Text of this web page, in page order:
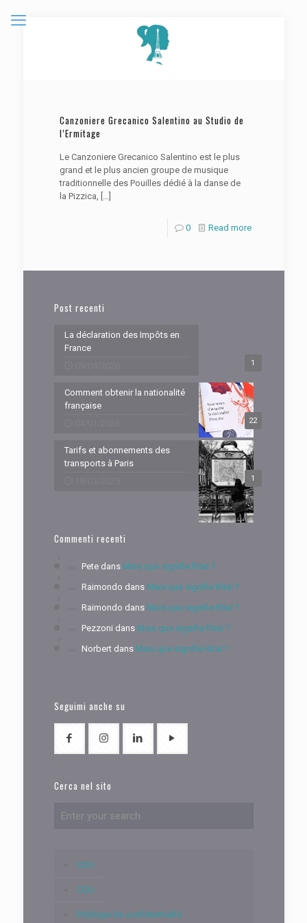
Canzoniere Grecanico Salentino au Studio de
l’Ermitage
Le Canzoniere Grecanico Salentino est le plus
grand et le plus ancien groupe de musique
traditionnelle des Pouilles dédié à la danse de
la Pizzica, […]
0 Read more
Post recenti
1
La déclaration des Impôts en
France
22
Comment obtenir la nationalité
française
1
Tarifs et abonnements des
transports à Paris
Commenti recenti
Petedans Mais que signifie Rital ?
Raimondo dans Mais que signifie Rital ?
Raimondo dans Mais que signifie Rital ?
Pezzoni dans Mais que signifie Rital ?
Norbertdans Mais que signifie Rital ?
Seguimi anche su
Cerca nel sito
CGV
CGU
Politique de confidentialité